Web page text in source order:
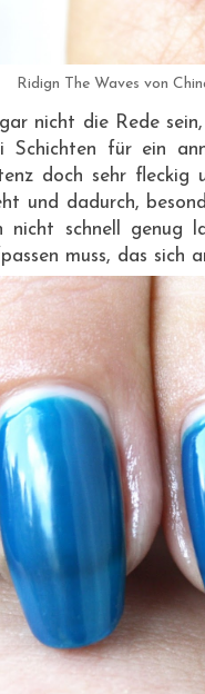
Ridign The Waves von
nicht die Rede
Schichten für ein
doch sehr fleckig
und dadurch,
nicht schnell genug
muss, das sich